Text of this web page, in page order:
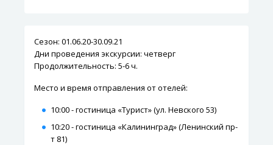
Сезон: 01.06.20-30.09.21
Дни проведения экскурсии: четверг
Продолжительность: 5-6 ч.
Место и время отправления от отелей:
10:00 - гостиница «Турист» (ул. Невского 53)
10:20 - гостиница «Калининград» (Ленинский пр-
т 81)